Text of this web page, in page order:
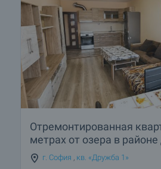
Отремонтированная
метрах от озера в
г. София , кв. «Дружба 1»